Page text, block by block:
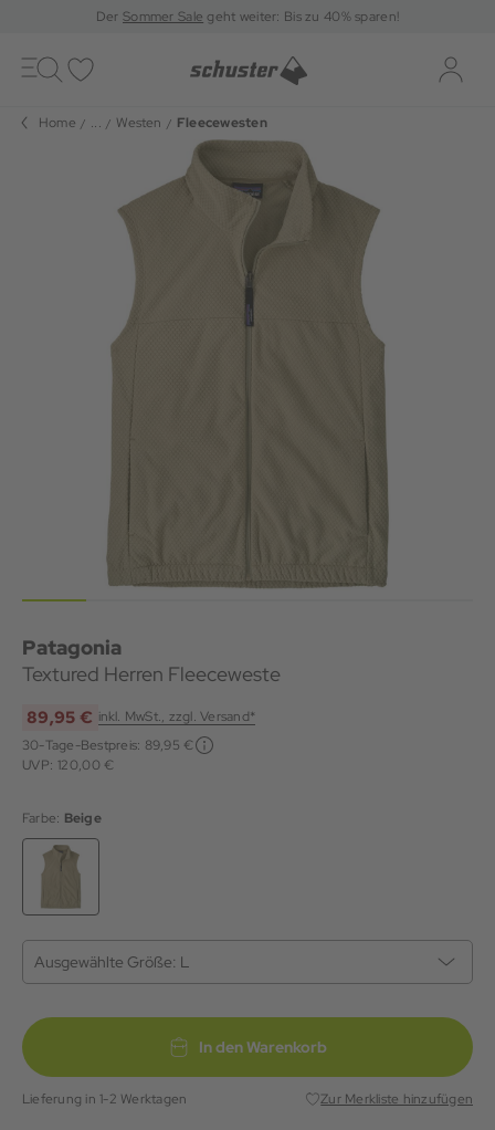
DerSommer Sale geht weiter: Bis zu 40% sparen!
Toggle
navigation
Home ... Westen Fleecewesten
Patagonia
Textured Herren Fleeceweste
89,95 € inkl. MwSt., zzgl. Versand*
30-Tage-Bestpreis: 89,95 €
UVP: 120,00 €
Farbe: Beige
Ausgewählte Größe: L
In den Warenkorb
Lieferung in 1-2 Werktagen Zur Merkliste hinzufügen